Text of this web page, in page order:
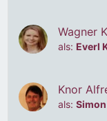
Wagner
als: Everl
Knor
als: